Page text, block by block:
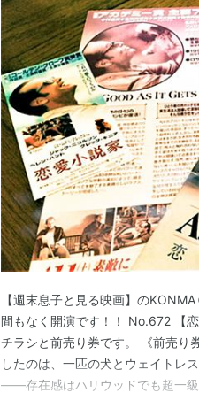
【週末息子と見る映画】の
間もなく開演です！！ No.672 【
チラシと前売り券です。 《前売り
したのは、一匹の犬とウェイトレ
――存在感はハリウッドでも超一